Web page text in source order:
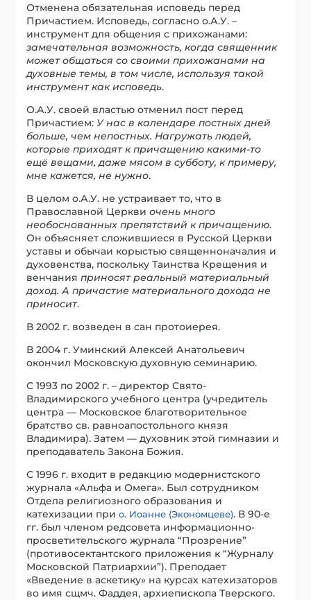
Отменена обязательная исповедь перед
Причастием. Исповедь, согласно о.А.У. –
инструмент для общения с прихожанами:
замечательная возможность, когда священник
может общаться со своими прихожанами на
духовные темы, в том числе, используя такой
инструмент как исповедь.
О.А.У. своей властью отменил пост перед
Причастием:У нас в календаре постных дней
больше, чем непостных. Нагружать людей,
которые приходят к причащению какими-то
ещё вещами, даже мясом в субботу, к примеру,
мне кажется, не нужно.
В целом о.А.У. не устраивает то, что в
Православной Церквиочень много
необоснованных препятствий к причащению.
Он объясняет сложившиеся в Русской Церкви
уставы и обычаи корыстью священноначалия и
духовенства, поскольку Таинства Крещения и
венчанияприносят реальный материальный
доход. А причастие материального дохода не
приносит.
В 2002 г. возведен в сан протоиерея.
В 2004 г. Уминский Алексей Анатольевич
окончил Московскую духовную семинарию.
С 1993 по 2002 г. – директор Свято-
Владимирского учебного центра (учредитель
центра — Московское благотворительное
братство св. равноапостольного князя
Владимира). Затем — духовник этой гимназии и
преподаватель Закона Божия.
С 1996 г. входит в редакцию модернистского
журнала «Альфа и Омега». Был сотрудником
Отдела религиозного образования и
катехизации прио. Иоанне (Экономцеве). В 90-е
гг. был членом редсовета информационно-
просветительского журнала “Прозрение”
(противосектантского приложения к “Журналу
Московской Патриархии”). Преподает
«Введение в аскетику» на курсах катехизаторов
во имя сщмч. Фаддея, архиепископа Тверского.